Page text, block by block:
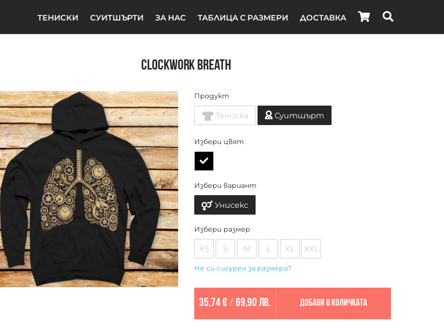
ТЕНИСКИ СУИТШЪРТИ ЗА НАС ТАБЛИЦА С РАЗМЕРИ ДОСТАВКА
Clockwork Breath
Продукт
Тениска Суитшърт
Избери цвят
Избери вариант
Унисекс
Избери размер
XS S M L XL XXL
Не си сигурен за размера?
35,74 € / 69,90 лв. Добави в количката